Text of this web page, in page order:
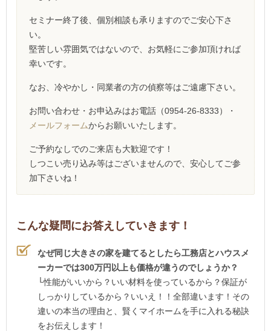
セミナー終了後、個別相談も承りますのでご安心下さ
い。
堅苦しい雰囲気ではないので、お気軽にご参加頂ければ
幸いです。
なお、冷やかし・同業者の方の偵察等はご遠慮下さい。
お問い合わせ・お申込みはお電話（0954-26-8333）・
メールフォームからお願いいたします。
ご予約なしでのご来店も大歓迎です！
しつこい売り込み等はございませんので、安心してご参
加下さいね！
こんな疑問にお答えしていきます！
なぜ同じ大きさの家を建てるとしたら工務店とハウスメ
ーカーでは300万円以上も価格が違うのでしょうか？
└性能がいいから？いい材料を使っているから？保証が
しっかりしているから？いいえ！！全部違います！その
違いの本当の理由と、賢くマイホームを手に入れる秘訣
をお伝えします！